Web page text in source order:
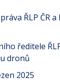
ŘLP ČR
ředitele ŘLP
dronů
2025